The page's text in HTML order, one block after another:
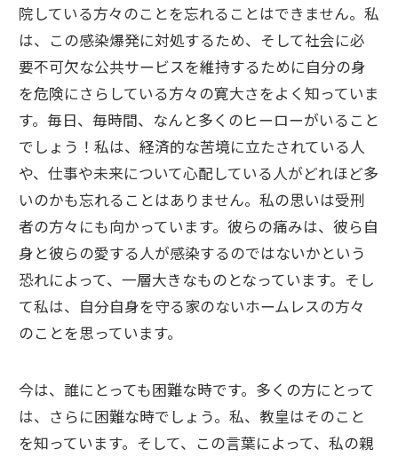
院している方々のことを忘れることはできません。私
は、この感染爆発に対処するため、そして社会に必
要不可欠な公共サービスを維持するために自分の身
を危険にさらしている方々の寛大さをよく知っていま
す。毎日、毎時間、なんと多くのヒーローがいること
でしょう！私は、経済的な苦境に立たされている人
や、仕事や未来について心配している人がどれほど多
いのかも忘れることはありません。私の思いは受刑
者の方々にも向かっています。彼らの痛みは、彼ら自
身と彼らの愛する人が感染するのではないかという
恐れによって、一層大きなものとなっています。そし
て私は、自分自身を守る家のないホームレスの方々
のことを思っています。
今は、誰にとっても困難な時です。多くの方にとって
は、さらに困難な時でしょう。私、教皇はそのこと
を知っています。そして、この言葉によって、私の親